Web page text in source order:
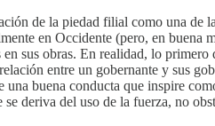
de la piedad filial como una
en Occidente (pero, en
sus obras. En realidad, lo
entre un gobernante y sus
buena conducta que inspire
deriva del uso de la fuerza, no